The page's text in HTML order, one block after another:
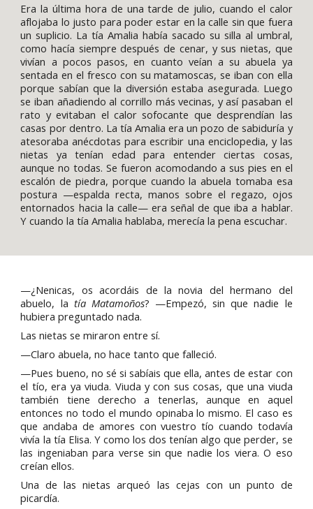
Era la última hora de una tarde de julio, cuando el calor
aflojaba lo justo para poder estar en la calle sin que fuera
un suplicio. La tía Amalia había sacado su silla al umbral,
como hacía siempre después de cenar, y sus nietas, que
vivían a pocos pasos, en cuanto veían a su abuela ya
sentada en el fresco con su matamoscas, se iban con ella
porque sabían que la diversión estaba asegurada. Luego
se iban añadiendo al corrillo más vecinas, y así pasaban el
rato y evitaban el calor sofocante que desprendían las
casas por dentro. La tía Amalia era un pozo de sabiduría y
atesoraba anécdotas para escribir una enciclopedia, y las
nietas ya tenían edad para entender ciertas cosas,
aunque no todas. Se fueron acomodando a sus pies en el
escalón de piedra, porque cuando la abuela tomaba esa
postura —espalda recta, manos sobre el regazo, ojos
entornados hacia la calle— era señal de que iba a hablar.
Y cuando la tía Amalia hablaba, merecía la pena escuchar.
—¿Nenicas, os acordáis de la novia del hermano del
abuelo, la tía Matamoños? —Empezó, sin que nadie le
hubiera preguntado nada.
Las nietas se miraron entre sí.
—Claro abuela, no hace tanto que falleció.
—Pues bueno, no sé si sabíais que ella, antes de estar con
el tío, era ya viuda. Viuda y con sus cosas, que una viuda
también tiene derecho a tenerlas, aunque en aquel
entonces no todo el mundo opinaba lo mismo. El caso es
que andaba de amores con vuestro tío cuando todavía
vivía la tía Elisa. Y como los dos tenían algo que perder, se
las ingeniaban para verse sin que nadie los viera. O eso
creían ellos.
Una de las nietas arqueó las cejas con un punto de
picardía.